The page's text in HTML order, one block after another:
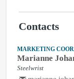
Contacts
MARKETING
Marianne
Steelwrist